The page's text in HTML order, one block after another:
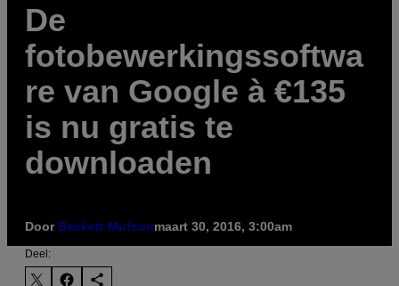
De
fotobewerkingssoftwa
re van Google à €135
is nu gratis te
downloaden
Door Beckett Mufsonmaart 30, 2016, 3:00am
Deel: